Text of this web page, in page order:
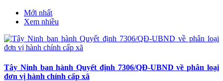
Mới nhất
Xem nhiều
Tây Ninh ban hành Quyết định 7306/QĐ-UBND về phân loại
đơn vị hành chính cấp xã